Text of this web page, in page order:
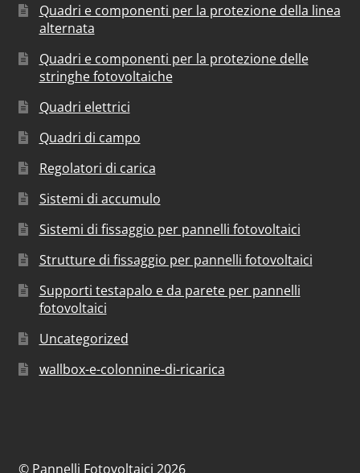
Quadri e componenti per la protezione della linea
alternata
Quadri e componenti per la protezione delle
stringhe fotovoltaiche
Quadri elettrici
Quadri di campo
Regolatori di carica
Sistemi di accumulo
Sistemi di fissaggio per pannelli fotovoltaici
Strutture di fissaggio per pannelli fotovoltaici
Supporti testapalo e da parete per pannelli
fotovoltaici
Uncategorized
wallbox-e-colonnine-di-ricarica
© Pannelli Fotovoltaici 2026